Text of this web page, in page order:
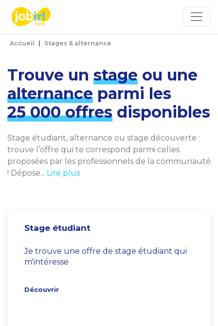
Accueil Stages & alternance
Trouve un stage ou une
alternance parmi les
25 000 offres disponibles
Stage étudiant, alternance ou stage découverte :
trouve l’offre qui te correspond parmi celles
proposées par les professionnels de la communauté
! Dépose... Lire plus
Stage étudiant
Je trouve une offre de stage étudiant qui
m'intéresse
Découvrir
Panneau de gestion des cookies